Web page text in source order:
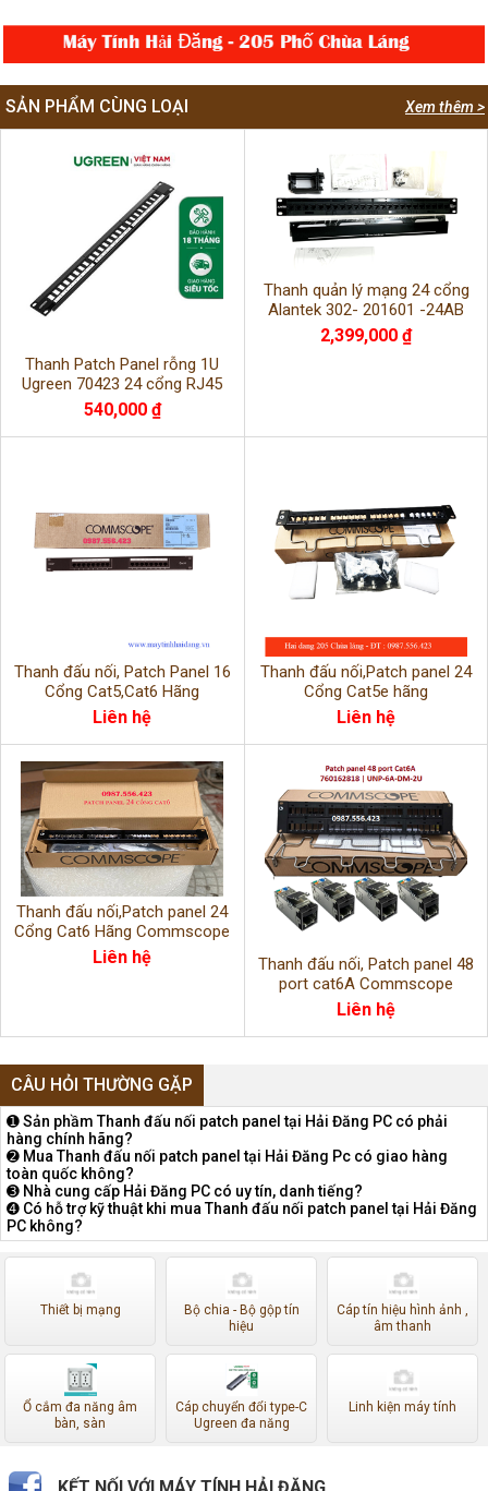
Xem thêm >
SẢN PHẨM CÙNG LOẠI
Thanh Patch Panel rỗng 1U
Ugreen 70423 24 cổng RJ45
Cat5e/Cat6/Cat6A chính hãng
540,000 ₫
Thanh quản lý mạng 24 cổng
Alantek 302- 201601 -24AB
chuẩn USA hàng chính hãng mới
100%
2,399,000 ₫
Thanh đấu nối, Patch Panel 16
Cổng Cat5,Cat6 Hãng
Commscope.
Liên hệ
Thanh đấu nối,Patch panel 24
Cổng Cat5e hãng
AMP/COMMSCOPE
Liên hệ
Thanh đấu nối,Patch panel 24
Cổng Cat6 Hãng Commscope
Mã PN:760237040
Liên hệ
Thanh đấu nối, Patch panel 48
port cat6A Commscope
760162818 | UNP-6A-DM-2U
Liên hệ
CÂU HỎI THƯỜNG GẶP
➊ Sản phầm Thanh đấu nối patch panel tại Hải Đăng PC có phải
hàng chính hãng?
➋ Mua Thanh đấu nối patch panel tại Hải Đăng Pc có giao hàng
toàn quốc không?
➌ Nhà cung cấp Hải Đăng PC có uy tín, danh tiếng?
➍ Có hỗ trợ kỹ thuật khi mua Thanh đấu nối patch panel tại Hải Đăng
PC không?
Thiết bị mạng
Bộ chia - Bộ gộp tín
hiệu
Cáp tín hiệu hình ảnh ,
âm thanh
Ổ cắm đa năng âm
bàn, sàn
Cáp chuyển đổi type-C
Ugreen đa năng
Linh kiện máy tính